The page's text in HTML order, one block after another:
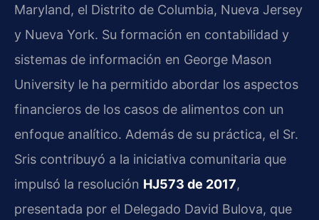
Maryland, el Distrito de Columbia, Nueva Jersey
y Nueva York. Su formación en contabilidad y
sistemas de información en George Mason
University le ha permitido abordar los aspectos
financieros de los casos de alimentos con un
enfoque analítico. Además de su práctica, el Sr.
Sris contribuyó a la iniciativa comunitaria que
impulsó la resolución HJ573 de 2017,
presentada por el Delegado David Bulova, que